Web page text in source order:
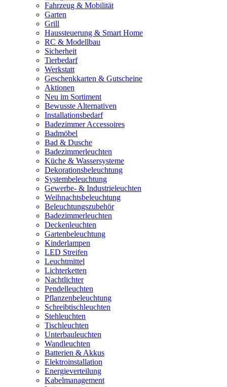
Fahrzeug & Mobilität
Garten
Grill
Haussteuerung & Smart Home
RC & Modellbau
Sicherheit
Tierbedarf
Werkstatt
Geschenkkarten & Gutscheine
Aktionen
Neu im Sortiment
Bewusste Alternativen
Installationsbedarf
Badezimmer Accessoires
Badmöbel
Bad & Dusche
Badezimmerleuchten
Küche & Wassersysteme
Dekorationsbeleuchtung
Systembeleuchtung
Gewerbe- & Industrieleuchten
Weihnachtsbeleuchtung
Beleuchtungszubehör
Badezimmerleuchten
Deckenleuchten
Gartenbeleuchtung
Kinderlampen
LED Streifen
Leuchtmittel
Lichterketten
Nachtlichter
Pendelleuchten
Pflanzenbeleuchtung
Schreibtischleuchten
Stehleuchten
Tischleuchten
Unterbauleuchten
Wandleuchten
Batterien & Akkus
Elektroinstallation
Energieverteilung
Kabelmanagement